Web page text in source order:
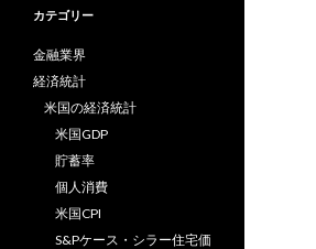
カテゴリー
金融業界
経済統計
米国の経済統計
米国GDP
貯蓄率
個人消費
米国CPI
S&Pケース・シラー住宅価